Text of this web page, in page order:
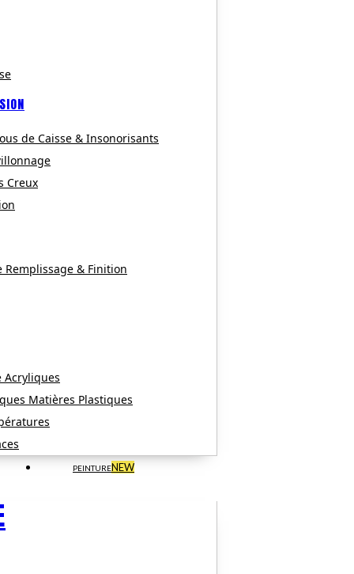
de Caisse & Insonorisants
Creux
Remplissage & Finition
Acryliques
Matières Plastiques
PEINTURENEW